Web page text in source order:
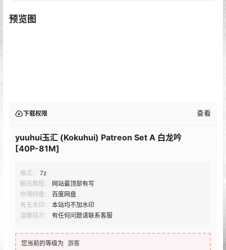
预览图
下载权限 查看
yuuhui玉汇 (Kokuhui) Patreon Set A 白龙吟
[40P-81M]
格式：
7z
解压教程：
网站最顶部有写
存储网盘：
百度网盘
有无水印：
本站均不加水印
温馨提示：
有任何问题请联系客服
您当前的等级为 游客